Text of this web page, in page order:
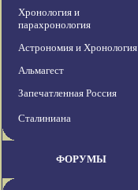
Хронология и
парахронология
Астрономия и Хронология
Альмагест
Запечатленная Россия
Сталиниана
ФОРУМЫ